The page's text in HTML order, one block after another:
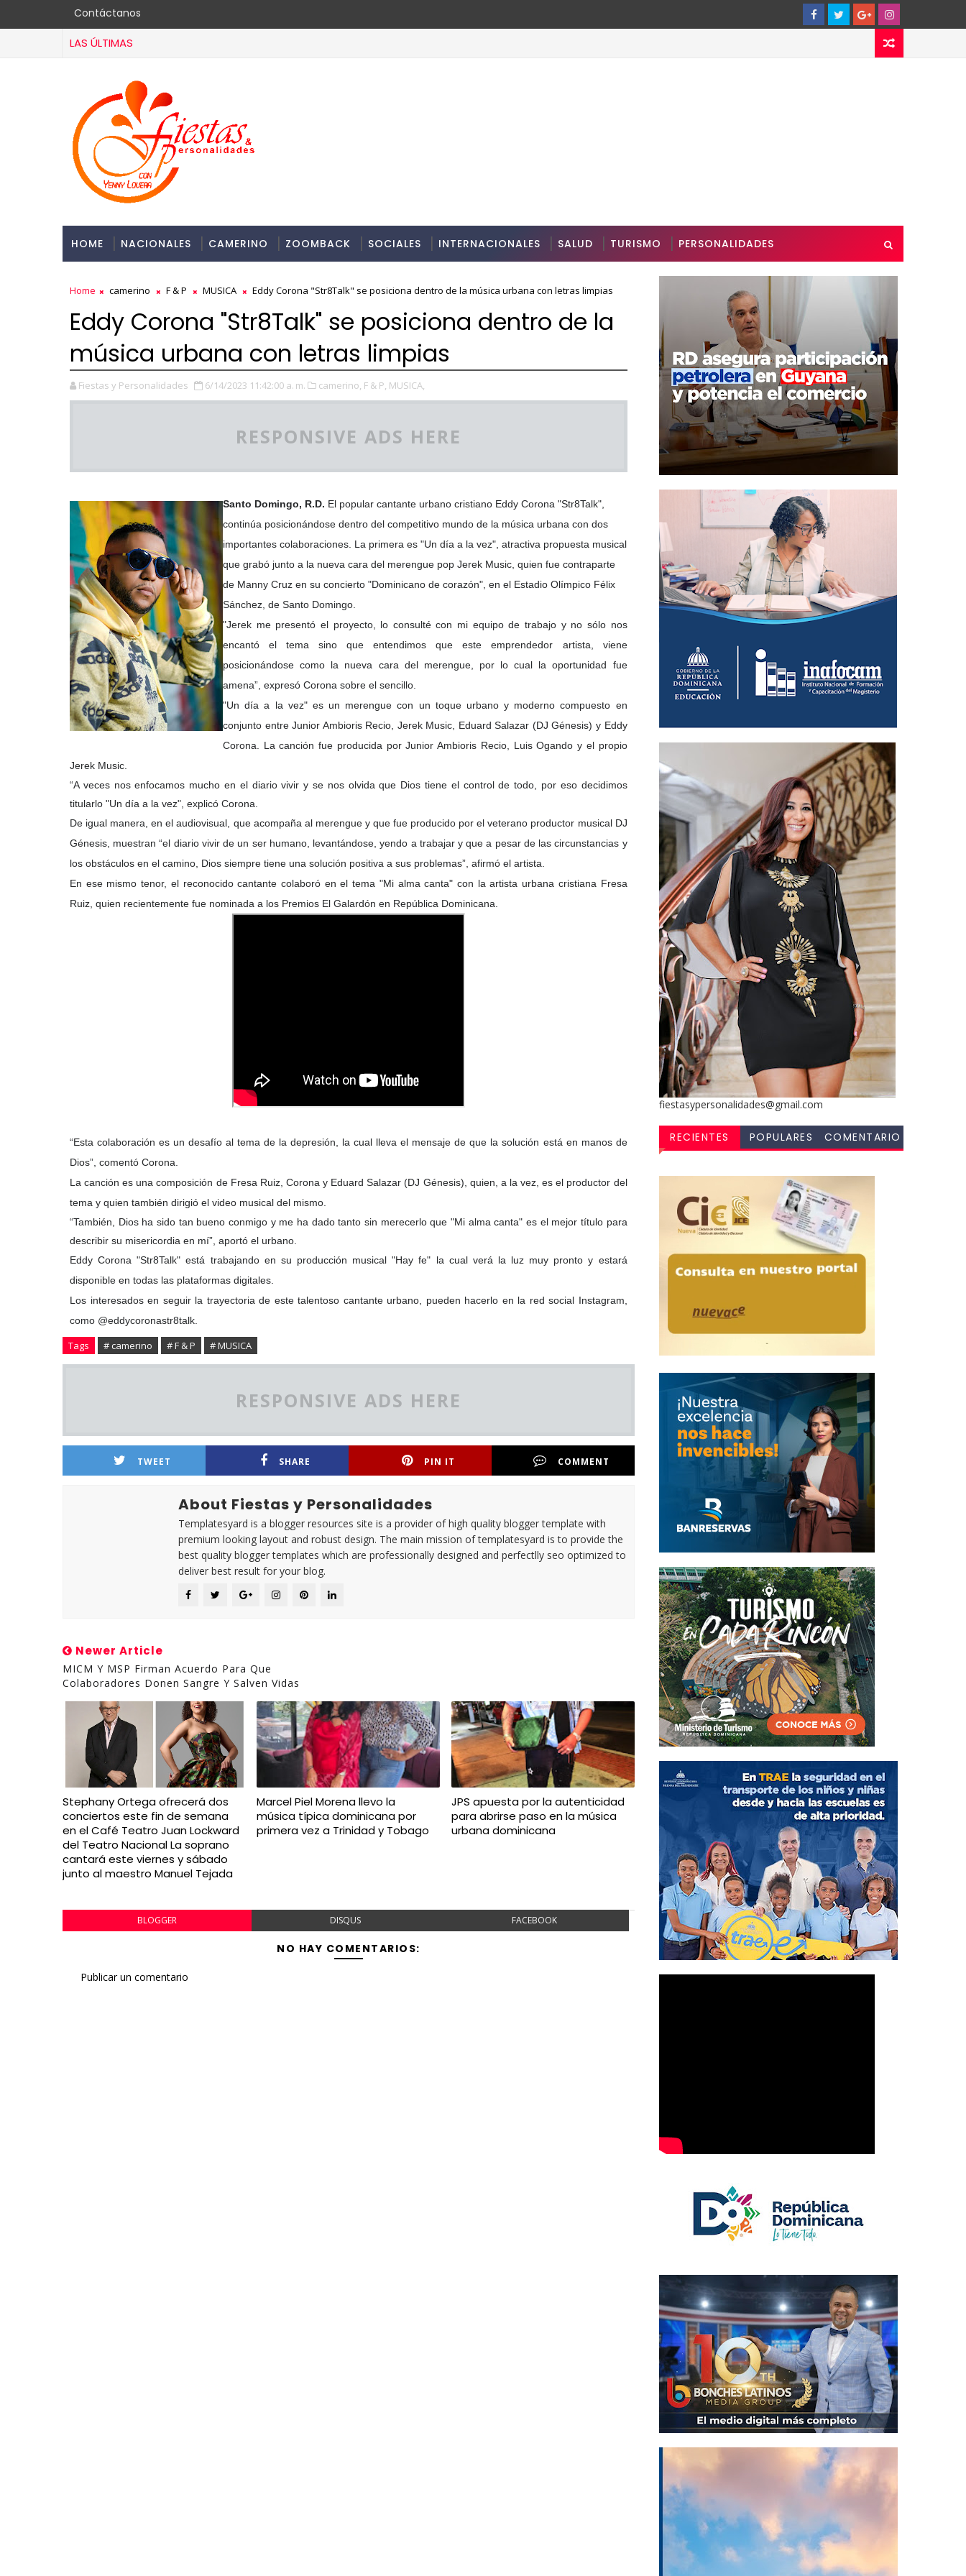
Contáctanos
LAS ÚLTIMAS
HOME NACIONALES CAMERINO ZOOMBACK SOCIALES INTERNACIONALES SALUD TURISMO PERSONALIDADES
Home camerino F & P MUSICA Eddy Corona "Str8Talk" se posiciona dentro de la música urbana con letras limpias
Eddy Corona "Str8Talk" se posiciona dentro de la
música urbana con letras limpias
Fiestas y Personalidades 6/14/2023 11:42:00 a. m. camerino, F & P, MUSICA,
RESPONSIVE ADS HERE
Santo Domingo, R.D. El popular cantante urbano cristiano Eddy Corona "Str8Talk",
continúa posicionándose dentro del competitivo mundo de la música urbana con dos
importantes colaboraciones. La primera es "Un día a la vez", atractiva propuesta musical
que grabó junto a la nueva cara del merengue pop Jerek Music, quien fue contraparte
de Manny Cruz en su concierto "Dominicano de corazón", en el Estadio Olímpico Félix
Sánchez, de Santo Domingo.
"Jerek me presentó el proyecto, lo consulté con mi equipo de trabajo y no sólo nos
encantó el tema sino que entendimos que este emprendedor artista, viene
posicionándose como la nueva cara del merengue, por lo cual la oportunidad fue
amena”, expresó Corona sobre el sencillo.
"Un día a la vez" es un merengue con un toque urbano y moderno compuesto en
conjunto entre Junior Ambioris Recio, Jerek Music, Eduard Salazar (DJ Génesis) y Eddy
Corona. La canción fue producida por Junior Ambioris Recio, Luis Ogando y el propio
Jerek Music.
“A veces nos enfocamos mucho en el diario vivir y se nos olvida que Dios tiene el control de todo, por eso decidimos
titularlo "Un día a la vez", explicó Corona.
De igual manera, en el audiovisual, que acompaña al merengue y que fue producido por el veterano productor musical DJ
Génesis, muestran “el diario vivir de un ser humano, levantándose, yendo a trabajar y que a pesar de las circunstancias y
los obstáculos en el camino, Dios siempre tiene una solución positiva a sus problemas”, afirmó el artista.
En ese mismo tenor, el reconocido cantante colaboró en el tema "Mi alma canta" con la artista urbana cristiana Fresa
Ruiz, quien recientemente fue nominada a los Premios El Galardón en República Dominicana.
“Esta colaboración es un desafío al tema de la depresión, la cual lleva el mensaje de que la solución está en manos de
Dios”, comentó Corona.
La canción es una composición de Fresa Ruiz, Corona y Eduard Salazar (DJ Génesis), quien, a la vez, es el productor del
tema y quien también dirigió el video musical del mismo.
“También, Dios ha sido tan bueno conmigo y me ha dado tanto sin merecerlo que "Mi alma canta" es el mejor título para
describir su misericordia en mí”, aportó el urbano.
Eddy Corona "Str8Talk" está trabajando en su producción musical "Hay fe" la cual verá la luz muy pronto y estará
disponible en todas las plataformas digitales.
Los interesados en seguir la trayectoria de este talentoso cantante urbano, pueden hacerlo en la red social Instagram,
como @eddycoronastr8talk.
Tags # camerino # F & P # MUSICA
RESPONSIVE ADS HERE
TWEET SHARE PIN IT COMMENT
About Fiestas y Personalidades
Templatesyard is a blogger resources site is a provider of high quality blogger template with
premium looking layout and robust design. The main mission of templatesyard is to provide the
best quality blogger templates which are professionally designed and perfectlly seo optimized to
deliver best result for your blog.
Newer Article
MICM Y MSP Firman Acuerdo Para Que
Colaboradores Donen Sangre Y Salven Vidas
Stephany Ortega ofrecerá dos
conciertos este fin de semana
en el Café Teatro Juan Lockward
del Teatro Nacional La soprano
cantará este viernes y sábado
junto al maestro Manuel Tejada
Marcel Piel Morena llevo la
música típica dominicana por
primera vez a Trinidad y Tobago
JPS apuesta por la autenticidad
para abrirse paso en la música
urbana dominicana
BLOGGER DISQUS FACEBOOK
NO HAY COMENTARIOS:
Publicar un comentario
fiestasypersonalidades@gmail.com
RECIENTES POPULARES
COMENTARIO